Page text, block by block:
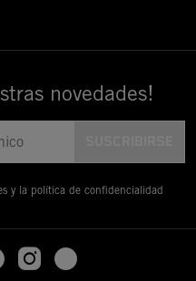
novedades!
y la política de confidencialidad